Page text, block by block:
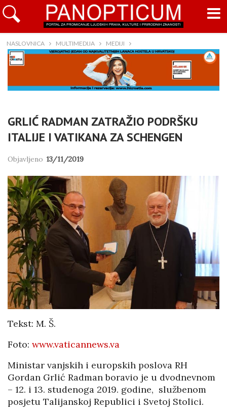
NASLOVNICA MULTIMEDIJA MEDIJI
GRLIĆ RADMAN ZATRAŽIO PODRŠKU
ITALIJE I VATIKANA ZA SCHENGEN
Objavljeno 13/11/2019
Tekst: M. Š.
Foto: www.vaticannews.va
Ministar vanjskih i europskih poslova RH
Gordan Grlić Radman boravio je u dvodnevnom
– 12. i 13. studenoga 2019. godine, službenom
posjetu Talijanskoj Republici i Svetoj Stolici.